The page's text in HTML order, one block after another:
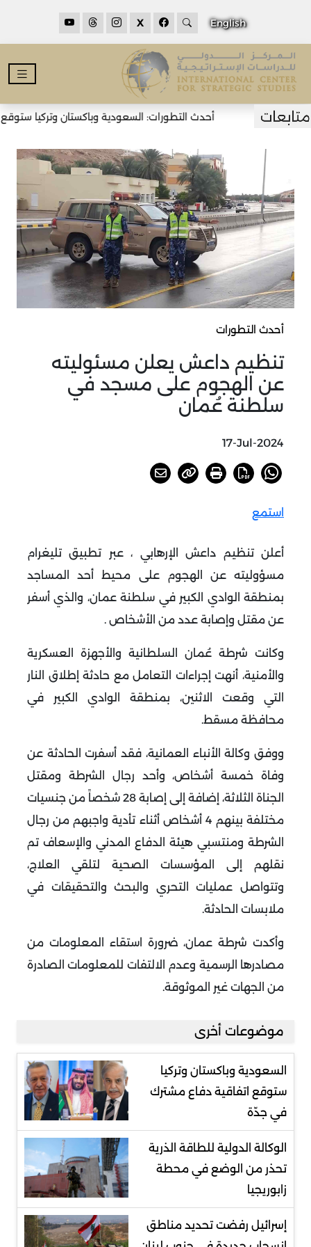
English
X
أحدث التطورات: السعودية وباكستان وتركيا ستوقع
أحدث التطورات
تنظيم داعش يعلن مسئوليته
عن الهجوم على مسجد في
سلطنة عُمان
17-Jul-2024
استمع
أعلن تنظيم داعش الإرهابي ، عبر تطبيق تليغرام
مسؤوليته عن الهجوم على محيط أحد المساجد
بمنطقة الوادي الكبير في سلطنة عمان، والذي أسفر
عن مقتل وإصابة عدد من الأشخاص .
وكانت شرطة عُمان السلطانية والأجهزة العسكرية
والأمنية، أنهت إجراءات التعامل مع حادثة إطلاق النار
التي وقعت الاثنين، بمنطقة الوادي الكبير في
محافظة مسقط.
ووفق وكالة الأنباء العمانية، فقد أسفرت الحادثة عن
وفاة خمسة أشخاص، وأحد رجال الشرطة ومقتل
الجناة الثلاثة، إضافة إلى إصابة 28 شخصاً من جنسيات
مختلفة بينهم 4 أشخاص أثناء تأدية واجبهم من رجال
الشرطة ومنتسبي هيئة الدفاع المدني والإسعاف تم
نقلهم إلى المؤسسات الصحية لتلقي العلاج،
وتتواصل عمليات التحري والبحث والتحقيقات في
ملابسات الحادثة.
وأكدت شرطة عمان، ضرورة استقاء المعلومات من
مصادرها الرسمية وعدم الالتفات للمعلومات الصادرة
من الجهات غير الموثوقة.
موضوعات أخرى
السعودية وباكستان وتركيا
ستوقع اتفاقية دفاع مشترك
في جدّة
الوكالة الدولية للطاقة الذرية
تحذر من الوضع في محطة
زابوريجيا
إسرائيل رفضت تحديد مناطق